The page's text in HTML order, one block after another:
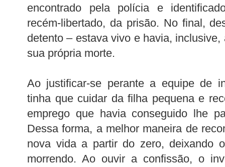
encontrado pela polícia e
recém-libertado, da prisão. No final,
detento – estava vivo e havia,
sua própria morte.
Ao justificar-se perante a equipe de
tinha que cuidar da filha pequena e
emprego que havia conseguido lhe
Dessa forma, a melhor maneira de
nova vida a partir do zero, deixando
morrendo. Ao ouvir a confissão, o